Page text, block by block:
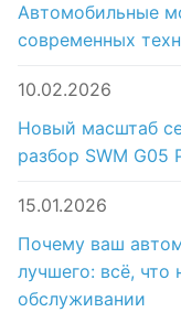
Автомобильные
современных
10.02.2026
Новый масштаб
разбор SWM G05
15.01.2026
Почему ваш
лучшего: всё, что
обслуживании